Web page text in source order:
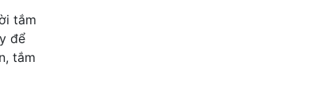
tắm
để
tắm